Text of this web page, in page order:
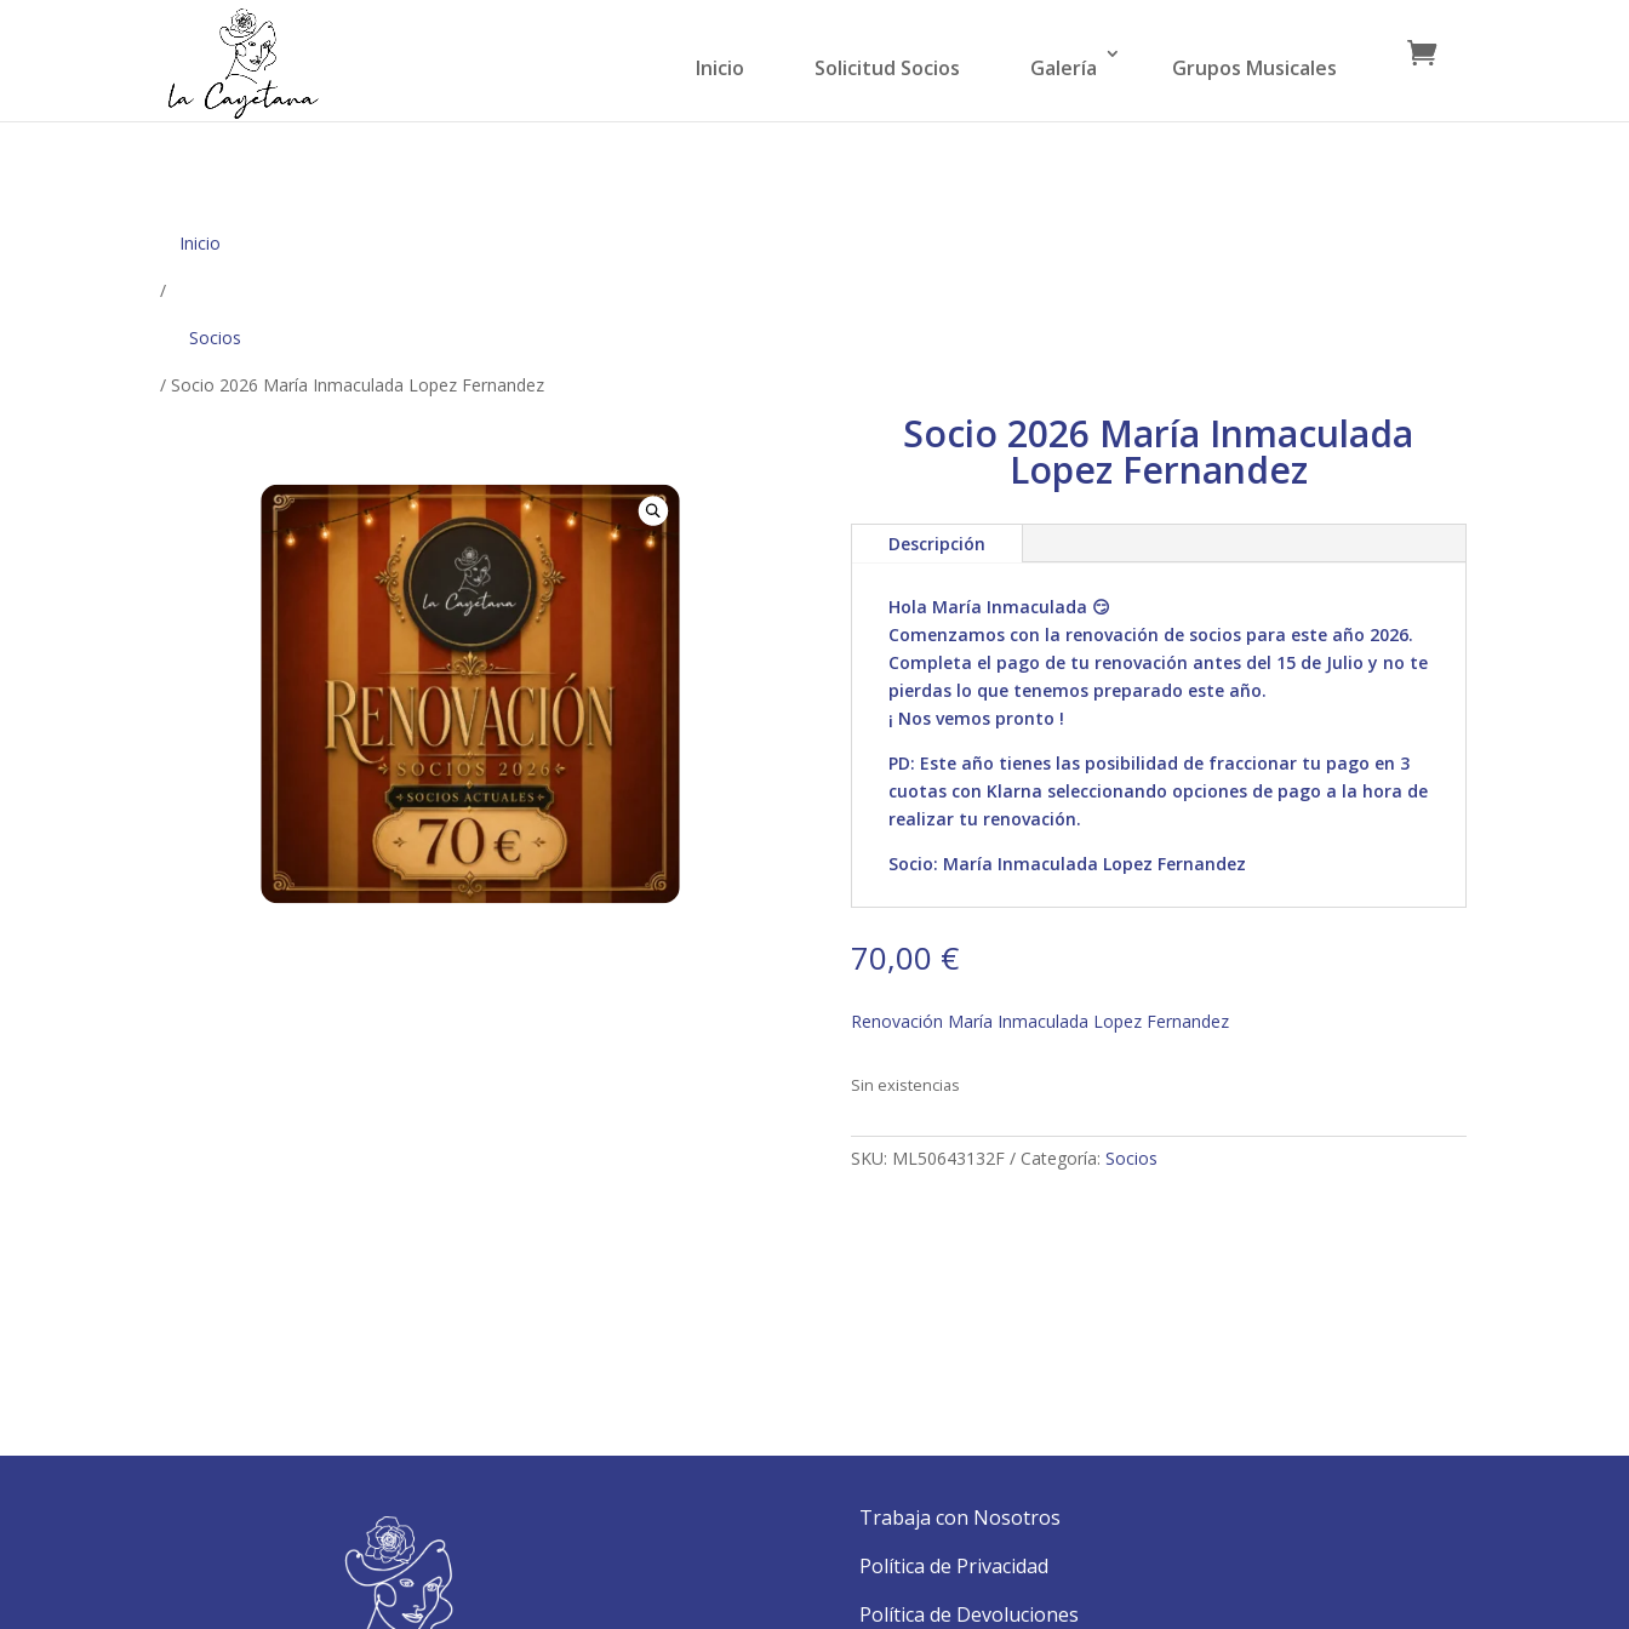
Inicio Solicitud Socios Galería Grupos Musicales
Inicio
/
Socios
/ Socio 2026 María Inmaculada Lopez Fernandez
Socio 2026 María Inmaculada
Lopez Fernandez
Descripción
Hola María Inmaculada 😏
Comenzamos con la renovación de socios para este año 2026.
Completa el pago de tu renovación antes del 15 de Julio y no te
pierdas lo que tenemos preparado este año.
¡ Nos vemos pronto !
PD: Este año tienes las posibilidad de fraccionar tu pago en 3
cuotas con Klarna seleccionando opciones de pago a la hora de
realizar tu renovación.
Socio: María Inmaculada Lopez Fernandez
70,00 €
Renovación María Inmaculada Lopez Fernandez
Sin existencias
SKU: ML50643132F Categoría: Socios
Trabaja con Nosotros
Política de Privacidad
Política de Devoluciones